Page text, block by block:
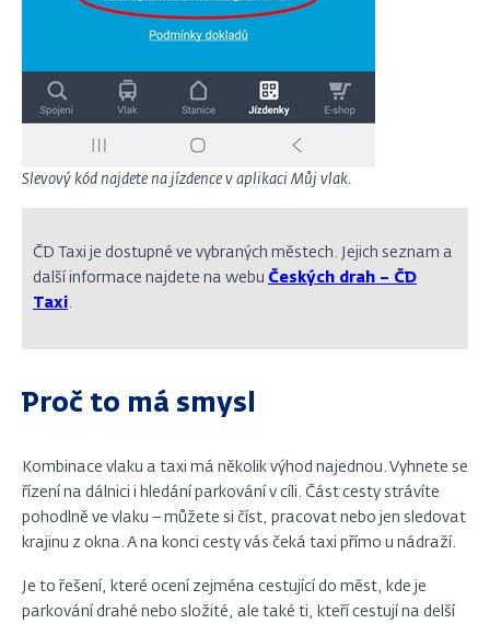
Slevový kód najdete na jízdence v aplikaci Můj vlak.
ČD Taxi je dostupné ve vybraných městech. Jejich seznam a
další informace najdete na webu Českých drah – ČD
Taxi.
Proč to má smysl
Kombinace vlaku a taxi má několik výhod najednou. Vyhnete se
řízení na dálnici i hledání parkování v cíli. Část cesty strávíte
pohodlně ve vlaku – můžete si číst, pracovat nebo jen sledovat
krajinu z okna. A na konci cesty vás čeká taxi přímo u nádraží.
Je to řešení, které ocení zejména cestující do měst, kde je
parkování drahé nebo složité, ale také ti, kteří cestují na delší